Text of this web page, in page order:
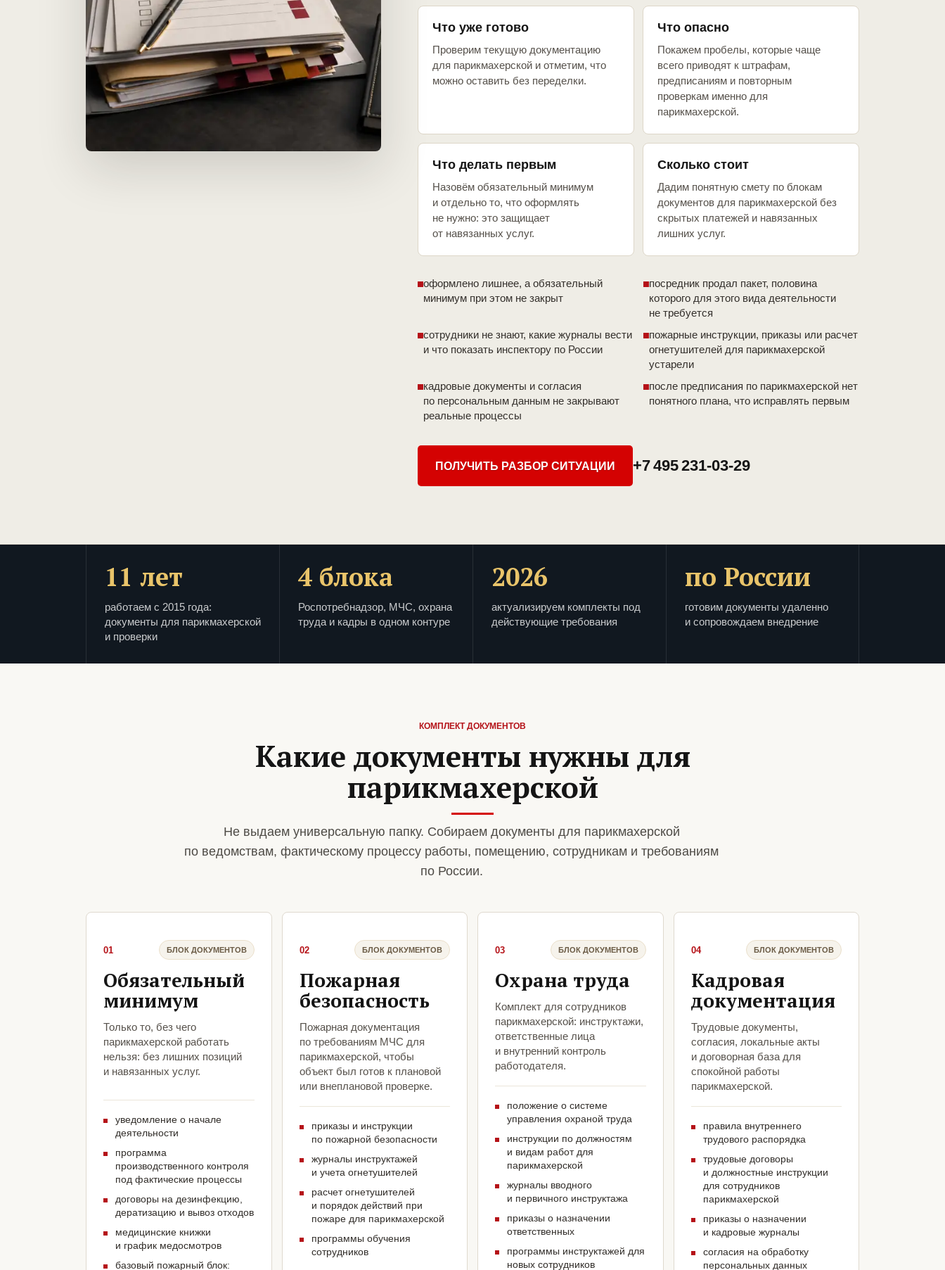
Что уже готово
Проверим текущую документацию
для парикмахерской и отметим, что
можно оставить без переделки.
Что опасно
Покажем пробелы, которые чаще
всего приводят к штрафам,
предписаниям и повторным
проверкам именно для
парикмахерской.
Что делать первым
Назовём обязательный минимум
и отдельно то, что оформлять
не нужно: это защищает
от навязанных услуг.
Сколько стоит
Дадим понятную смету по блокам
документов для парикмахерской без
скрытых платежей и навязанных
лишних услуг.
оформлено лишнее, а обязательный
минимум при этом не закрыт
посредник продал пакет, половина
которого для этого вида деятельности
не требуется
сотрудники не знают, какие журналы вести
и что показать инспектору по России
пожарные инструкции, приказы или расчет
огнетушителей для парикмахерской
устарели
кадровые документы и согласия
по персональным данным не закрывают
реальные процессы
после предписания по парикмахерской нет
понятного плана, что исправлять первым
ПОЛУЧИТЬ РАЗБОР СИТУАЦИИ +7 495 231-03-29
11 лет
работаем с 2015 года:
документы для парикмахерской
и проверки
4 блока
Роспотребнадзор, МЧС, охрана
труда и кадры в одном контуре
2026
актуализируем комплекты под
действующие требования
по России
готовим документы удаленно
и сопровождаем внедрение
КОМПЛЕКТ ДОКУМЕНТОВ
Какие документы нужны для
парикмахерской
Не выдаем универсальную папку. Собираем документы для парикмахерской
по ведомствам, фактическому процессу работы, помещению, сотрудникам и требованиям
по России.
01 БЛОК ДОКУМЕНТОВ
Обязательный
минимум
Только то, без чего
парикмахерской работать
нельзя: без лишних позиций
и навязанных услуг.
уведомление о начале
деятельности
программа
производственного контроля
под фактические процессы
договоры на дезинфекцию,
дератизацию и вывоз отходов
медицинские книжки
и график медосмотров
базовый пожарный блок:
02 БЛОК ДОКУМЕНТОВ
Пожарная
безопасность
Пожарная документация
по требованиям МЧС для
парикмахерской, чтобы
объект был готов к плановой
или внеплановой проверке.
приказы и инструкции
по пожарной безопасности
журналы инструктажей
и учета огнетушителей
расчет огнетушителей
и порядок действий при
пожаре для парикмахерской
программы обучения
сотрудников
03 БЛОК ДОКУМЕНТОВ
Охрана труда
Комплект для сотрудников
парикмахерской: инструктажи,
ответственные лица
и внутренний контроль
работодателя.
положение о системе
управления охраной труда
инструкции по должностям
и видам работ для
парикмахерской
журналы вводного
и первичного инструктажа
приказы о назначении
ответственных
программы инструктажей для
новых сотрудников
04 БЛОК ДОКУМЕНТОВ
Кадровая
документация
Трудовые документы,
согласия, локальные акты
и договорная база для
спокойной работы
парикмахерской.
правила внутреннего
трудового распорядка
трудовые договоры
и должностные инструкции
для сотрудников
парикмахерской
приказы о назначении
и кадровые журналы
согласия на обработку
персональных данных